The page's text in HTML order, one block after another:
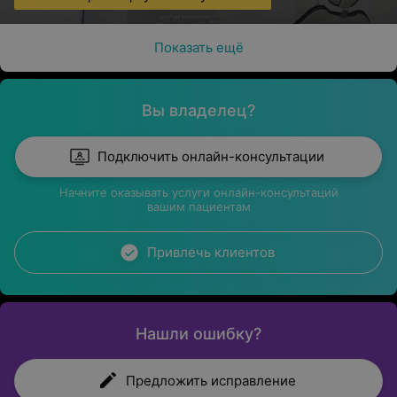
Показать ещё
Вы владелец?
Подключить онлайн-консультации
Начните оказывать услуги онлайн-консультаций
вашим пациентам
Привлечь клиентов
Нашли ошибку?
Предложить исправление